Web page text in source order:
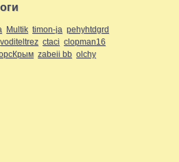
Multik timon-ja pehyhtdgrd
voditeltrez ctaci clopman16
zabeii bb olchy